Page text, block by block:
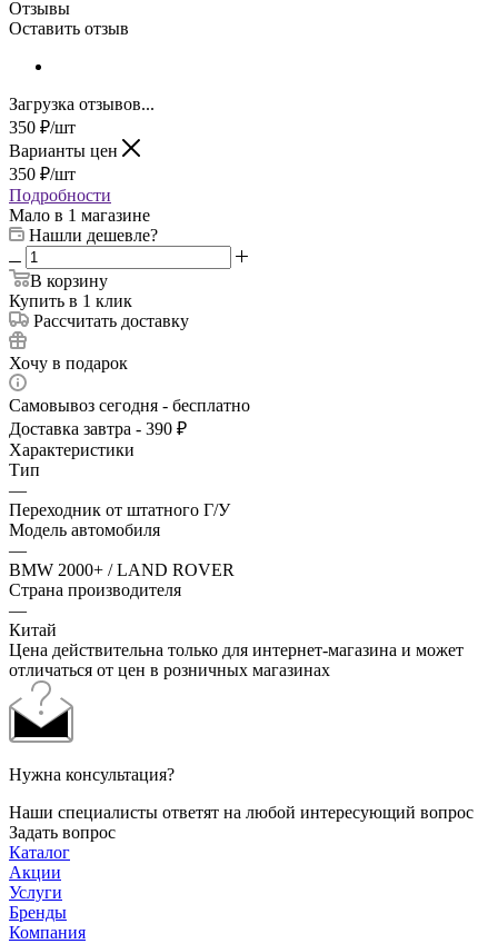
Отзывы
Оставить отзыв
Загрузка отзывов...
350 ₽/шт
Варианты цен
350 ₽/шт
Подробности
Мало в 1 магазине
Нашли дешевле?
В корзину
Купить в 1 клик
Рассчитать доставку
Хочу в подарок
Самовывоз сегодня - бесплатно
Доставка завтра - 390 ₽
Характеристики
Тип
—
Переходник от штатного Г/У
Модель автомобиля
—
BMW 2000+ / LAND ROVER
Страна производителя
—
Китай
Цена действительна только для интернет-магазина и может
отличаться от цен в розничных магазинах
Нужна консультация?
Наши специалисты ответят на любой интересующий вопрос
Задать вопрос
Каталог
Акции
Услуги
Бренды
Компания